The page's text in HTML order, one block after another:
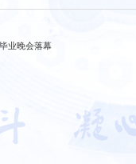
业晚会落幕